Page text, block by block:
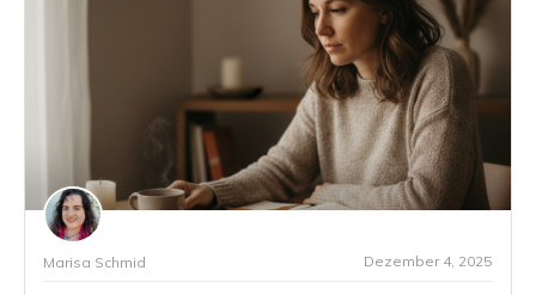
Marisa Schmid Dezember 4, 2025